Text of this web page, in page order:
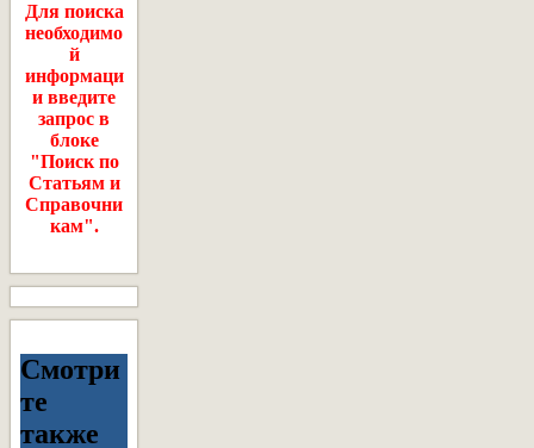
Для поиска
необходимо
й
информаци
и введите
запрос в
блоке
"Поиск по
Статьям и
Справочни
кам".
Смотри
те
также